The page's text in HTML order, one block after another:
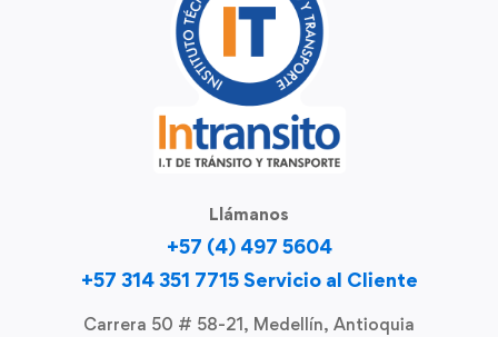
Llámanos
+57 (4) 497 5604
+57 314 351 7715 Servicio al Cliente
Carrera 50 # 58-21, Medellín, Antioquia